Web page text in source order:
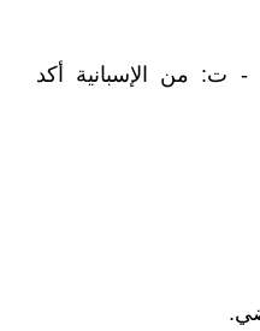
- ت: من الإسبانية أكد